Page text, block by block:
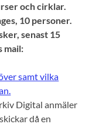
och cirklar.
10 personer.
senast 15
mail:
samt vilka
Digital anmäler
då en